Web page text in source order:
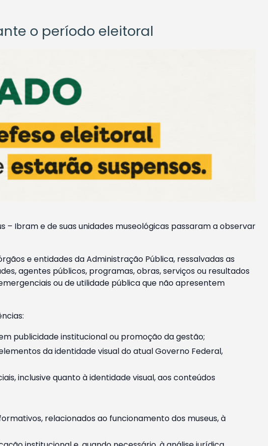
o período eleitoral
– Ibram e de suas unidades museológicas passaram a observar
e entidades da Administração Pública, ressalvadas as
agentes públicos, programas, obras, serviços ou resultados
ou de utilidade pública que não apresentem
publicidade institucional ou promoção da gestão;
da identidade visual do atual Governo Federal,
inclusive quanto à identidade visual, aos conteúdos
relacionados ao funcionamento dos museus, à